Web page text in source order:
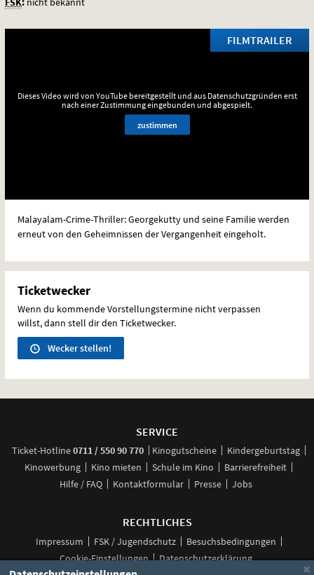
FILMTRAILER
Dieses Video wird von YouTube bereitgestellt und aus Datenschutzgründen erst
nach einer Zustimmung eingebunden und abgespielt.
zustimmen
Malayalam-Crime-Thriller: Georgekutty und seine Familie werden
erneut von den Geheimnissen der Vergangenheit eingeholt.
Ticketwecker
Wenn du kommende Vorstellungstermine nicht verpassen
willst, dann stell dir den Ticketwecker.
Wecker stellen!
SERVICE
Ticket-Hotline0711 / 550 90 770anrufen
Kinogutscheine
Kindergeburtstag
Kinowerbung
Kino mieten Schule im Kino
Barrierefreiheit
Hilfe / FAQ
Kontaktformular Presse Jobs
RECHTLICHES
Impressum FSK / Jugendschutz
Besuchsbedingungen
Cookie-Einstellungen
Datenschutzerklärung
×